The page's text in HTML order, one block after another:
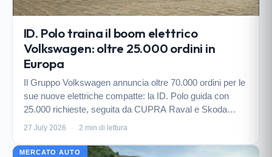
ID. Polo traina il boom elettrico
Volkswagen: oltre 25.000 ordini in
Europa
Il Gruppo Volkswagen annuncia oltre 70.000 ordini per le
sue nuove elettriche compatte: la ID. Polo guida con
25.000 richieste, seguita da CUPRA Raval e Skoda
Epiq. Prezzi tra 30.000 e 38.000 euro.
27 July 2026 · 2 min di lettura
MERCATO AUTO